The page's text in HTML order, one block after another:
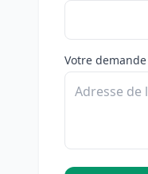
Votre demande